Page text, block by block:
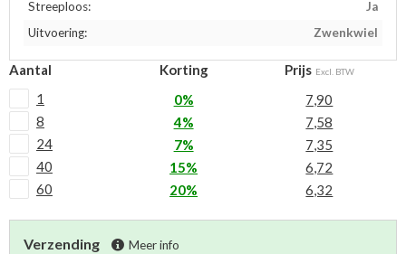
Streeploos:
Ja
Uitvoering:
Zwenkwiel
Aantal Korting Prijs Excl. BTW
1 0%
7,90
8
4%
7,58
24
7%
7,35
40
15%
6,72
60
20% 6,32
Verzending Meer info